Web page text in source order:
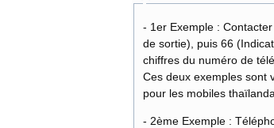
- 1er Exemple :
de sortie), puis 66 (Indicatif international) suivi
chiffres du numéro de
Ces deux exemples sont
pour les mobiles
- 2ème Exemple : Téléphoner en Thaïlande depuis les Etats Unis (USA) : composer